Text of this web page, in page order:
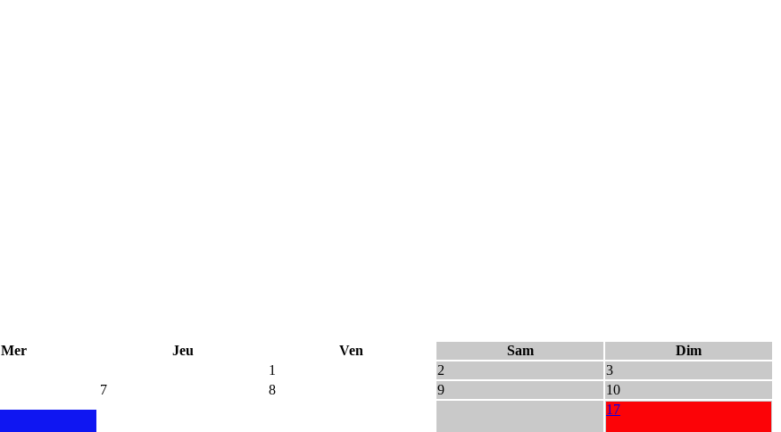
Mer Jeu Ven Sam
Dim
1
2
3
7 8 9 10
17